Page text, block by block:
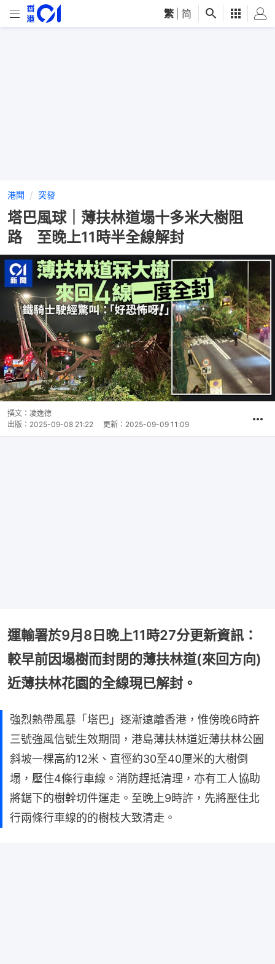
繁 简
港聞 突發
塔巴風球｜薄扶林道塌十多米大樹阻
路 至晚上11時半全線解封
撰文： 凌逸德
出版： 2025-09-08 21:22 更新： 2025-09-09 11:09
運輸署於9月8日晚上11時27分更新資訊：
較早前因塌樹而封閉的薄扶林道(來回方向)
近薄扶林花園的全線現已解封。
強烈熱帶風暴「塔巴」逐漸遠離香港，惟傍晚6時許
三號強風信號生效期間，港島薄扶林道近薄扶林公園
斜坡一棵高約12米、直徑約30至40厘米的大樹倒
塌，壓住4條行車線。消防趕抵清理，亦有工人協助
將鋸下的樹幹切件運走。至晚上9時許，先將壓住北
行兩條行車線的的樹枝大致清走。